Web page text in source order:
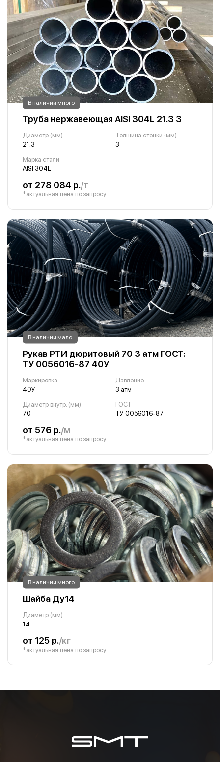
В наличии много
Труба нержавеющая AISI 304L 21.3 3
Диаметр (мм)
21.3
Толщина стенки (мм)
3
Марка стали
AISI 304L
от 278 084 р./т
*актуальная цена по запросу
В наличии мало
Рукав РТИ дюритовый 70 3 атм ГОСТ:
ТУ 0056016-87 40У
Маркировка
40У
Давление
3 атм
Диаметр внутр. (мм)
70
ГОСТ
ТУ 0056016-87
от 576 р./м
*актуальная цена по запросу
В наличии много
Шайба Ду14
Диаметр (мм)
14
от 125 р./кг
*актуальная цена по запросу